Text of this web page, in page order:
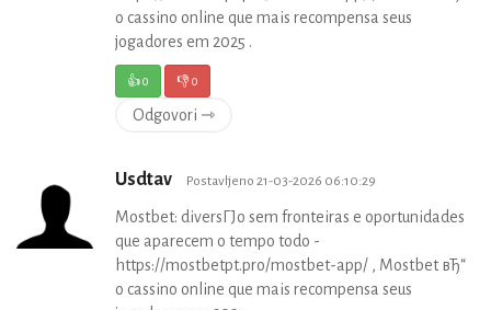
o cassino online que mais recompensa seus
jogadores em 2025 .
👍0 👎0
Odgovori ⇾
Usdtav Postavljeno 21-03-2026 06:10:29
Mostbet: diversГЈo sem fronteiras e oportunidades
que aparecem o tempo todo -
https://mostbetpt.pro/mostbet-app/ , Mostbet вЂ“
o cassino online que mais recompensa seus